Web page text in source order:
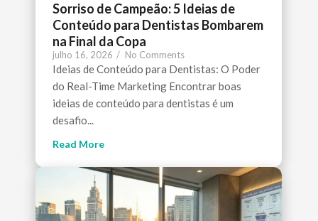
Sorriso de Campeão: 5 Ideias de
Conteúdo para Dentistas Bombarem
na Final da Copa
julho 16, 2026 / No Comments
Ideias de Conteúdo para Dentistas: O Poder
do Real-Time Marketing Encontrar boas
ideias de conteúdo para dentistas é um
desafio...
Read More